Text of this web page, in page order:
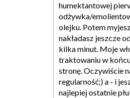
humektantowej
odżywka/
olejku. Potem
nakładasz jeszcze
kilka minut. Moje
traktowaniu w
stronę. Oczywiście
regularność;) a - i
najlepiej ostatnie